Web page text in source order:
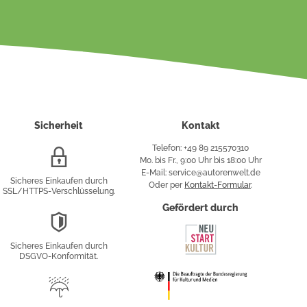
Sicherheit
Verschlüsselung
Sicheres Einkaufen durch
SSL/HTTPS-Verschlüsselung.
Sicheres Einkaufen durch
DSGVO-Konformität.
Kontakt
Telefon: +49 89 215570310
Mo. bis Fr., 9:00 Uhr bis 18:00 Uhr
E-Mail: service@autorenwelt.de
Oder per Kontakt-Formular.
Gefördert durch